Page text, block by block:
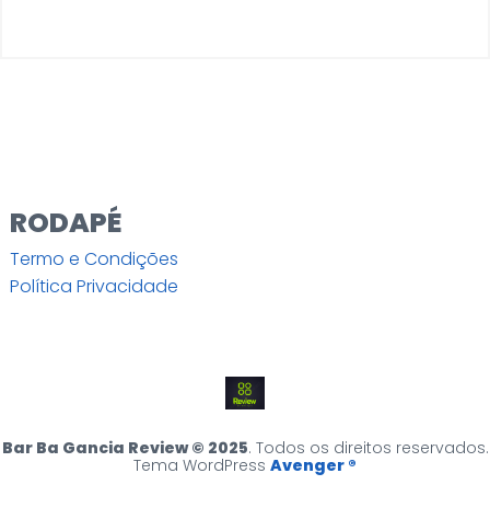
RODAPÉ
Termo e Condições
Política Privacidade
Bar Ba Gancia Review © 2025. Todos os direitos reservados.
Tema WordPress Avenger ®